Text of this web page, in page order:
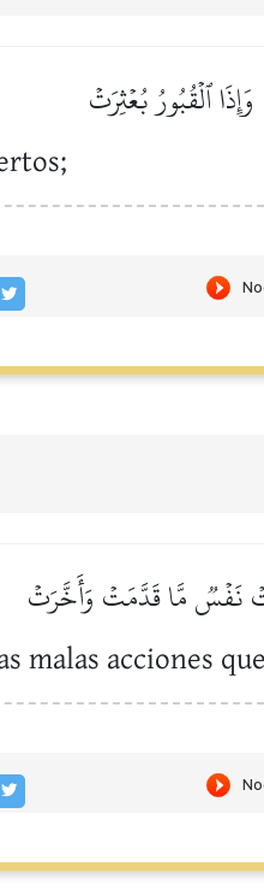
وَإِذَا ٱلۡقُبُورُ بُعۡثِرَتۡ
نَفۡسٞ مَّا قَدَّمَتۡ وَأَخَّرَتۡ
malas acciones